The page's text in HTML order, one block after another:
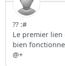
?? :#
Le premier
bien
@+